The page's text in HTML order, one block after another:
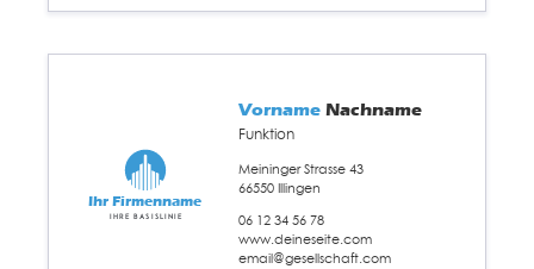
email@gesellschaft.com
06 12 34 56 78
www.deineseite.com
Funktion
Meininger Strasse 43
66550 Illingen
Vorname Nachname
Ihr Firmenname
Ihre Basislinie